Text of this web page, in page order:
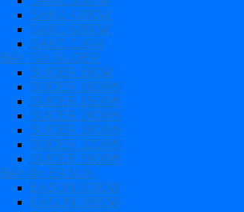
SAKO 4200W
SAKO 6200W
SAKO 11KW
Biến Tần SUOER
SUOER 500W
SUOER 1000W
SUOER 1500W
SUOER 2000W
SUOER 3000W
SUOER 3200W
SUOER 5000W
Biến tần EASUN
EASUN 3000W
EASUN 3800W